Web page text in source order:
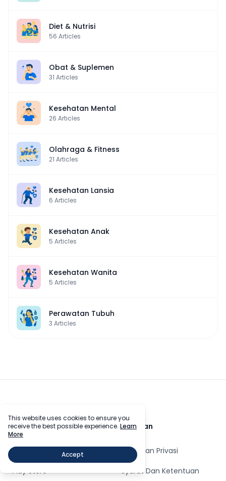
Diet & Nutrisi
56 Articles
Obat & Suplemen
31 Articles
Kesehatan Mental
26 Articles
Olahraga & Fitness
21 Articles
Kesehatan Lansia
6 Articles
Kesehatan Anak
5 Articles
Kesehatan Wanita
5 Articles
Perawatan Tubuh
3 Articles
Download Jantungku
Jantungku
Play Store
Bantuan
Kebijakan Privasi
Syarat Dan Ketentuan
This website uses cookies to ensure you
receive the best possible experience. Learn
More
Accept